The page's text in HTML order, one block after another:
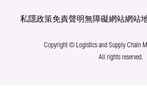
私隱政策免責聲明無障礙網站網站
Copyright © Logistics and Supply Chain
All rights reserved.